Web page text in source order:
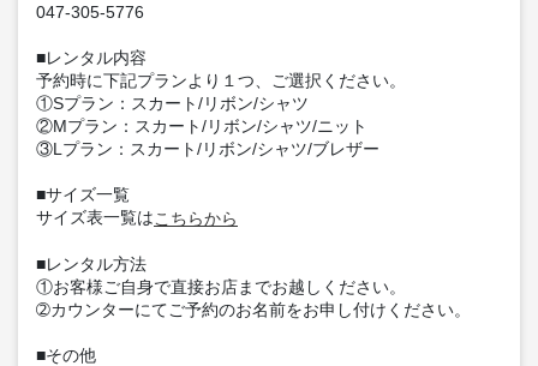
047-305-5776
■レンタル内容
予約時に下記プランより１つ、ご選択ください。
①Sプラン：スカート/リボン/シャツ
②Mプラン：スカート/リボン/シャツ/ニット
③Lプラン：スカート/リボン/シャツ/ブレザー
■サイズ一覧
サイズ表一覧はこちらから
■レンタル方法
①お客様ご自身で直接お店までお越しください。
➁カウンターにてご予約のお名前をお申し付けください。
■その他